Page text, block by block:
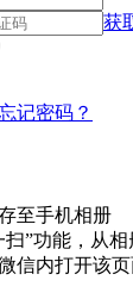
获
记密码？
至手机相册
扫”功能，从
信内打开该页